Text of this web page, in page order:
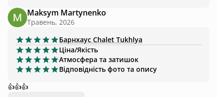
Maksym Martynenko
Травень, 2026
Барнхаус Chalet Tukhlya
Ціна/Якість
Атмосфера та затишок
Відповідність фото та опису
👍👍👍